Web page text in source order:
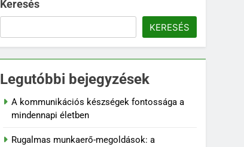
Keresés
KERESÉS
Legutóbbi bejegyzések
A kommunikációs készségek fontossága a
mindennapi életben
Rugalmas munkaerő-megoldások: a